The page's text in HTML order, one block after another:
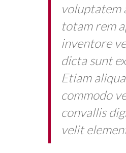
voluptatem
totam rem
inventore
dicta sunt
Etiam
commodo
convallis
velit